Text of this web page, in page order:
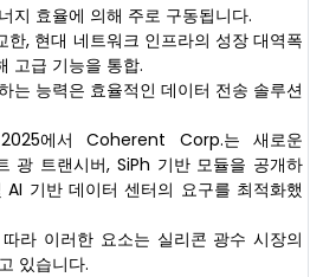
지 효율에 의해 주로 구동됩니다.
한, 현대 네트워크 인프라의 성장 대역폭
고급 기능을 통합.
는 능력은 효율적인 데이터 전송 솔루션
에서 Coherent Corp.는 새로운
광 트랜시버, SiPh 기반 모듈을 공개하
기반 데이터 센터의 요구를 최적화했
라 이러한 요소는 실리콘 광수 시장의
있습니다.